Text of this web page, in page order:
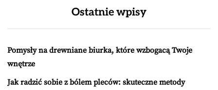
Ostatnie wpisy
Pomysły na drewniane biurka, które wzbogacą Twoje
wnętrze
Jak radzić sobie z bólem pleców: skuteczne metody